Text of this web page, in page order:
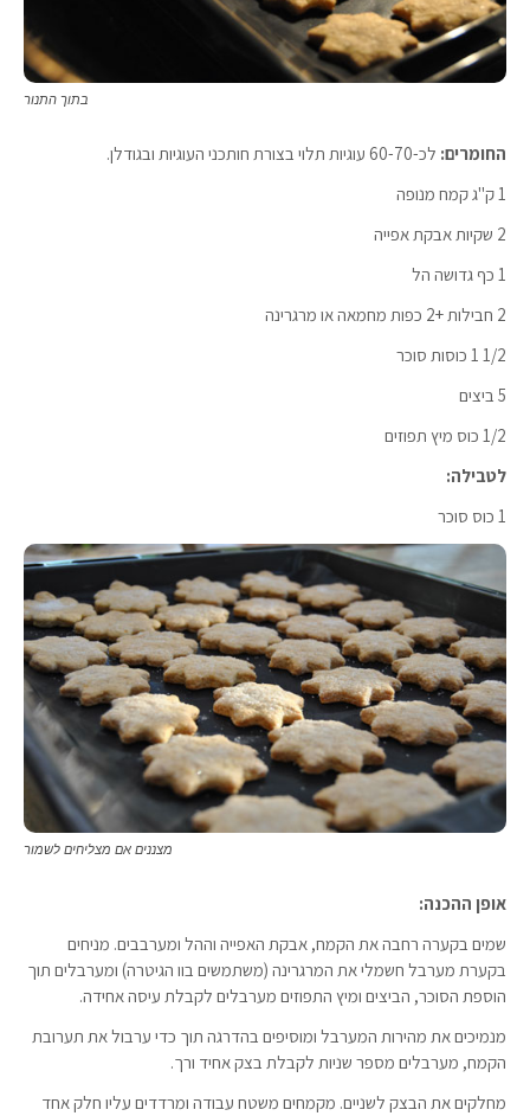
בתוך התנור
החומרים: לכ-60-70 עוגיות תלוי בצורת חותכני העוגיות ובגודלן.
1 ק"ג קמח מנופה
2 שקיות אבקת אפייה
1 כף גדושה הל
2 חבילות +2 כפות מחמאה או מרגרינה
1/2 1 כוסות סוכר
5 ביצים
1/2 כוס מיץ תפוזים
לטבילה:
1 כוס סוכר
מצננים אם מצליחים לשמור
אופן ההכנה:
שמים בקערה רחבה את הקמח, אבקת האפייה וההל ומערבבים. מניחים
בקערת מערבל חשמלי את המרגרינה (משתמשים בוו הגיטרה) ומערבלים תוך
הוספת הסוכר, הביצים ומיץ התפוזים מערבלים לקבלת עיסה אחידה.
מנמיכים את מהירות המערבל ומוסיפים בהדרגה תוך כדי ערבול את תערובת
הקמח, מערבלים מספר שניות לקבלת בצק אחיד ורך.
מחלקים את הבצק לשניים. מקמחים משטח עבודה ומרדדים עליו חלק אחד